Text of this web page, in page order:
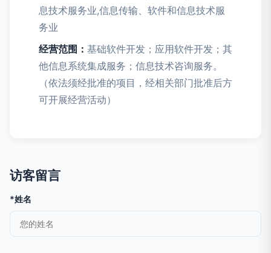
息技术服务业,信息传输、软件和信息技术服
务业
经营范围： 基础软件开发；应用软件开发；其
他信息系统集成服务；信息技术咨询服务。
（依法须经批准的项目，经相关部门批准后方
可开展经营活动）
访客留言
*姓名